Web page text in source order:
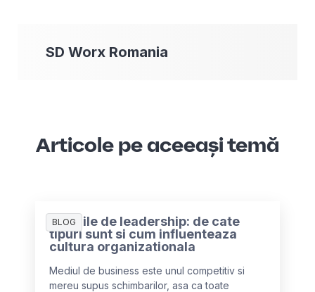
SD Worx Romania
Articole pe aceeași temă
BLOG
Stilurile de leadership: de cate
tipuri sunt si cum influenteaza
cultura organizationala
Mediul de business este unul competitiv si
mereu supus schimbarilor, asa ca toate